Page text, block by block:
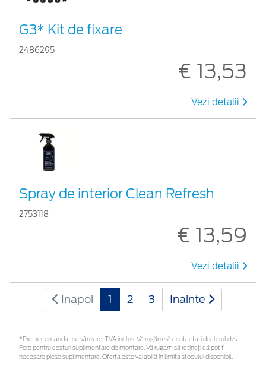
G3* Kit de fixare
2486295
€ 13,53
Vezi detalii
Spray de interior Clean Refresh
2753118
€ 13,59
Vezi detalii
Inapoi 1 2 3 Inainte
*Preţ recomandat de vânzare, TVA inclus. Vă rugăm să contactaţi dealerul dvs.
Ford pentru costuri suplimentare de montare. Vă rugăm să rețineți că pot fi
necesare piese suplimentare. Oferta este valabilă în limita stocului disponibil.